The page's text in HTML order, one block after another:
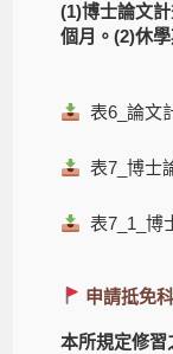
(1)博士論文
個月。(2)休
表6_論文
表7_博士
表7_1_博
申請抵免
本所規定修習